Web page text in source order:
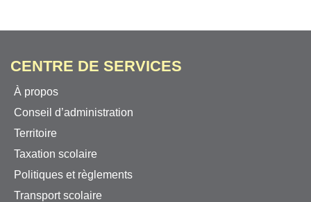
CENTRE DE SERVICES
À propos
Conseil d’administration
Territoire
Taxation scolaire
Politiques et règlements
Transport scolaire